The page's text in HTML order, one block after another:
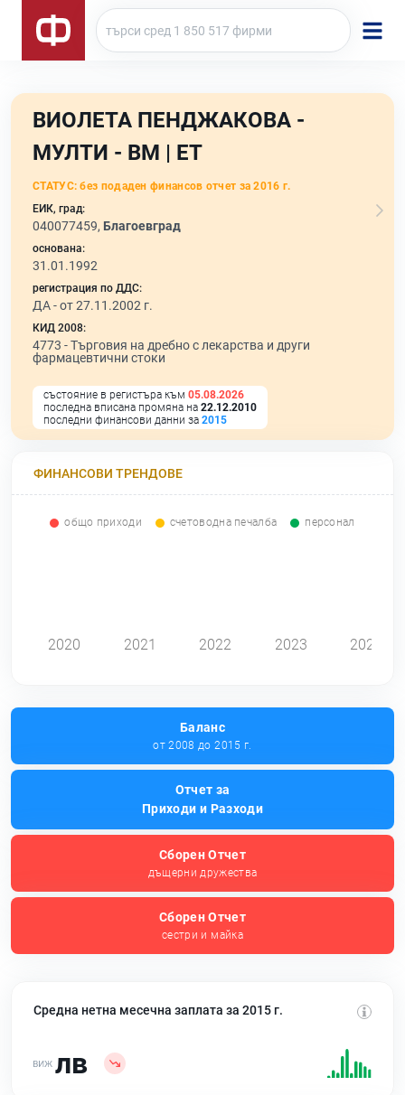
ВИОЛЕТА ПЕНДЖАКОВА -
МУЛТИ - ВМ | ЕТ
СТАТУС: без подаден финансов отчет за 2016 г.
ЕИК, град:
040077459, Благоевград
основана:
31.01.1992
регистрация по ДДС:
ДА - от 27.11.2002 г.
КИД 2008:
4773 -Търговия на дребно с лекарства и други
фармацевтични стоки
състояние в регистъра към 05.08.2026
последна вписана промяна на 22.12.2010
последни финансови данни за 2015
ФИНАНСОВИ ТРЕНДОВЕ
общо приходи счетоводна печалба персонал
2020 2021 2022 2023 2024
Баланс
от 2008 до 2015 г.
Отчет за
Приходи и Разходи
Сборен Отчет
дъщерни дружества
Сборен Отчет
сестри и майка
Средна нетна месечна заплата за 2015 г.
лв